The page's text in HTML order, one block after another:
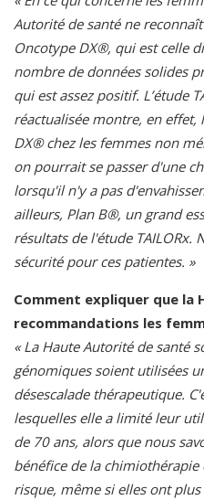
Autorité de santé ne
Oncotype DX®, qui est celle
nombre de données solides
qui est assez positif. L’étude
réactualisée montre, en
DX® chez les femmes non
on pourrait se passer d'une
lorsqu'il n'y a pas
ailleurs, Plan B®, un grand
résultats de l'étude TAILORx.
sécurité pour ces patientes. »
Comment expliquer que la
recommandations les
« La Haute Autorité de santé
génomiques soient utilisées
désescalade thérapeutique.
lesquelles elle a limité leur
de 70 ans, alors que nous
bénéfice de la chimiothérapie
risque, même si elles ont